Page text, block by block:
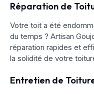
Réparation de
Votre toit a été
du temps ? Artisan
réparation rapides et
la solidité de votre
Entretien de